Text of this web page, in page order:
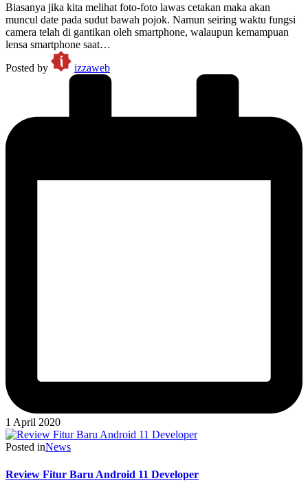
Biasanya jika kita melihat foto-foto lawas cetakan maka akan
muncul date pada sudut bawah pojok. Namun seiring waktu fungsi
camera telah di gantikan oleh smartphone, walaupun kemampuan
lensa smartphone saat…
Posted by
izzaweb
1 April 2020
Posted inNews
Review Fitur Baru Android 11 Developer